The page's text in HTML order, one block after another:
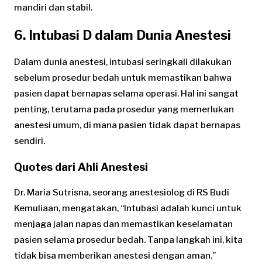
mandiri dan stabil.
6. Intubasi D dalam Dunia Anestesi
Dalam dunia anestesi, intubasi seringkali dilakukan
sebelum prosedur bedah untuk memastikan bahwa
pasien dapat bernapas selama operasi. Hal ini sangat
penting, terutama pada prosedur yang memerlukan
anestesi umum, di mana pasien tidak dapat bernapas
sendiri.
Quotes dari Ahli Anestesi
Dr. Maria Sutrisna, seorang anestesiolog di RS Budi
Kemuliaan, mengatakan, “Intubasi adalah kunci untuk
menjaga jalan napas dan memastikan keselamatan
pasien selama prosedur bedah. Tanpa langkah ini, kita
tidak bisa memberikan anestesi dengan aman.”